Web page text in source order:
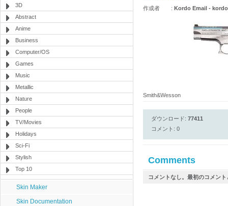
3D
Abstract
Anime
Business
Computer/OS
Games
Music
Metallic
Nature
People
TV/Movies
Holidays
Sci-Fi
Stylish
Top 10
Skin Maker
Skin Documentation
作成者 : Kordo Email -
Smith&Wesson
ダウンロード: 77411
コメント: 0
Comments
コメントなし。最初のコメン